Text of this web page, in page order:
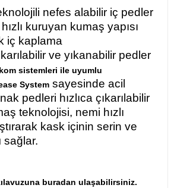
nefes alabilir iç pedler
kuruyan kumaş yapısı
iç kaplama
ve yıkanabilir pedler
sistemleri ile uyumlu
System sayesinde acil
pedleri hızlıca çıkarılabilir
teknolojisi, nemi hızlı
kask içinin serin ve
sağlar.
buradan ulaşabilirsiniz.